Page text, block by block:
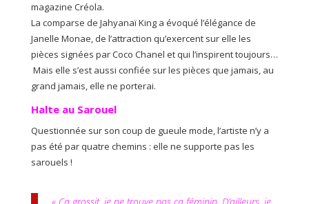
magazine Créola.
La comparse de Jahyanaï King a évoqué l’élégance de
Janelle Monae, de l’attraction qu’exercent sur elle les
pièces signées par Coco Chanel et qui l’inspirent toujours…
Mais elle s’est aussi confiée sur les pièces que jamais, au
grand jamais, elle ne porterai.
Halte au Sarouel
Questionnée sur son coup de gueule mode, l’artiste n’y a
pas été par quatre chemins : elle ne supporte pas les
sarouels !